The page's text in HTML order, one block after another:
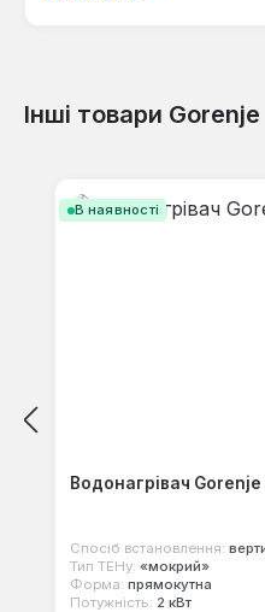
Відгуків не
Інші товари Gorenje
В наявності
Водонагрівач Gorenje
Спосіб встановлення:
Тип ТЕНу: «мокрий»
Форма: прямокутна
Потужність: 2 кВт